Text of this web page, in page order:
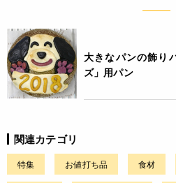
大きなパンの飾り
ズ」用パン
関連カテゴリ
特集 お値打ち品 食材